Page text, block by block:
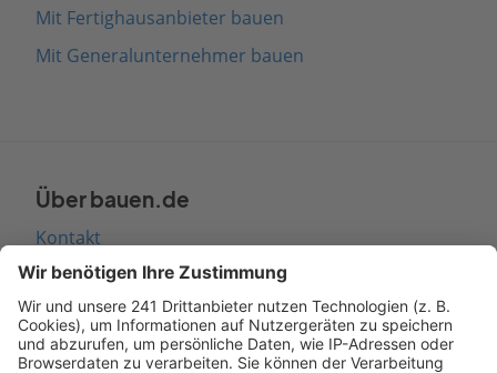
Mit Fertighausanbieter bauen
Mit Generalunternehmer bauen
Über bauen.de
Kontakt
Seitenaufbau
Barrierefreiheit
Cookie Einstellungen